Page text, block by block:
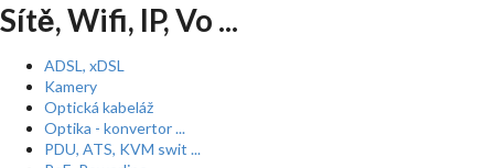
Sítě, Wifi, IP, Vo ...
ADSL, xDSL
Kamery
Optická kabeláž
Optika - konvertor ...
PDU, ATS, KVM swit ...